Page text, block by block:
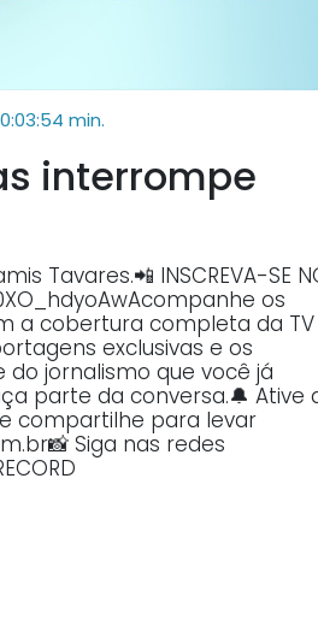
min.
interrompe
Tavares.📲 INSCREVA-SE
os
a cobertura completa da TV
exclusivas e os
jornalismo que você já
parte da conversa.🔔 Ative
compartilhe para levar
Siga nas redes